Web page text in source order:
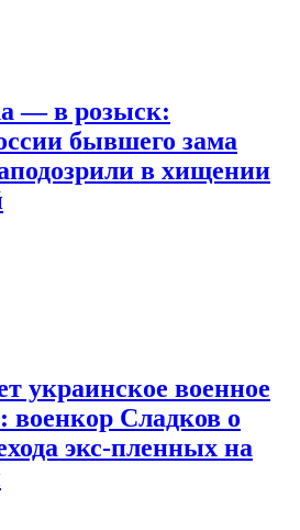
— в розыск:
бывшего зама
в хищении
украинское военное
военкор Сладков о
экс-пленных на